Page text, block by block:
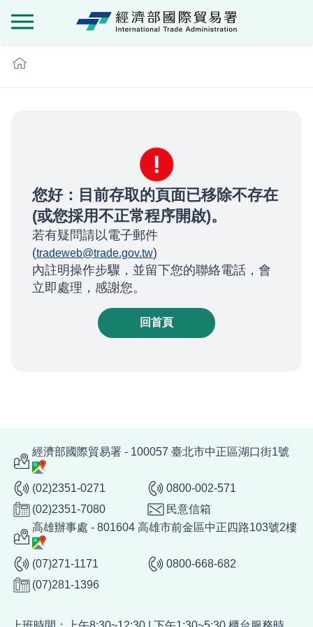
:::
您好：目前存取的頁面已移除不存在
(或您採用不正常程序開啟)。
若有疑問請以電子郵件
(tradeweb@trade.gov.tw)
內註明操作步驟，並留下您的聯絡電話，會
立即處理，感謝您。
回首頁
經濟部國際貿易署 - 100057 臺北市中正區湖口街1號
(02)2351-0271
0800-002-571
(02)2351-7080
民意信箱
高雄辦事處 - 801604 高雄市前金區中正四路103號2樓
(07)271-1171
0800-668-682
(07)281-1396